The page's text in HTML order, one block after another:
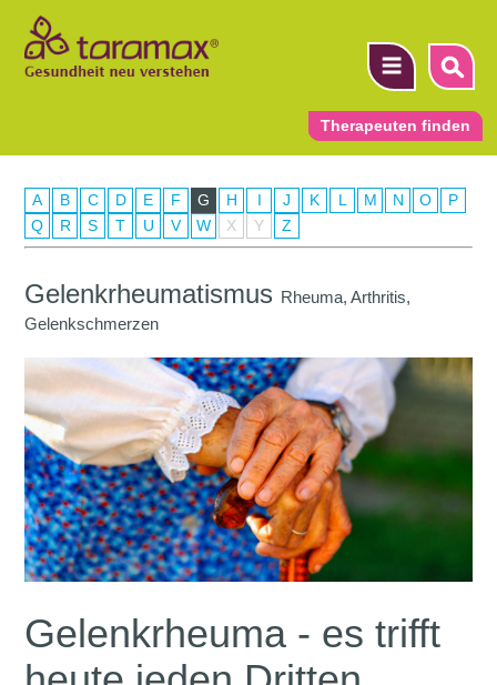
Therapeuten finden
A B C D E F G H I J K L M N O
P
Q
R S T U V W X Y Z
Gelenkrheumatismus Rheuma, Arthritis,
Gelenkschmerzen
Gelenkrheuma - es trifft